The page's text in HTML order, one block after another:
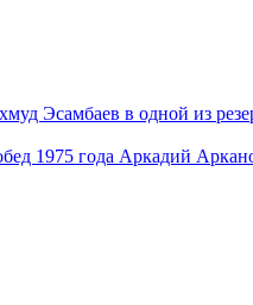
Эсамбаев в одной из
1975 года Аркадий